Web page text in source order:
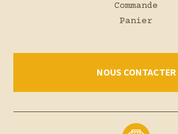
Commande
Panier
NOUS CONTACTER